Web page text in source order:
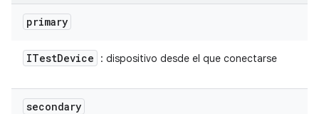
primary
ITestDevice : dispositivo desde el que conectarse
secondary